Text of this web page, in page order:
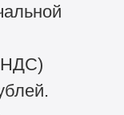
НДС)